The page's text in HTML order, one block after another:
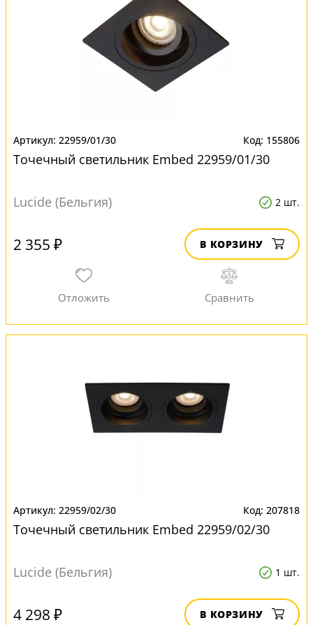
22959/01/30 155806
Точечный светильник Embed 22959/01/30
Lucide (Бельгия) 2 шт.
2 355 ₽ В КОРЗИНУ
22959/02/30 207818
Точечный светильник Embed 22959/02/30
Lucide (Бельгия) 1 шт.
4 298 ₽ В КОРЗИНУ